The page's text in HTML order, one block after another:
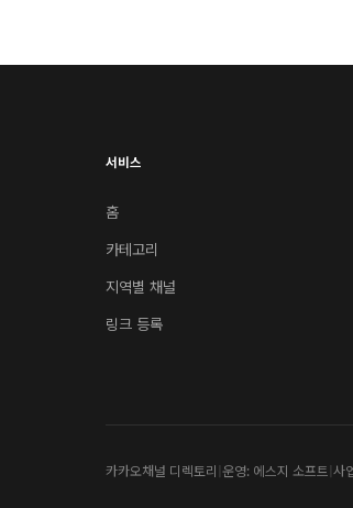
서비스
홈
카테고리
지역별 채널
링크 등록
카카오채널 디렉토리 운영: 에스지 소프트 사